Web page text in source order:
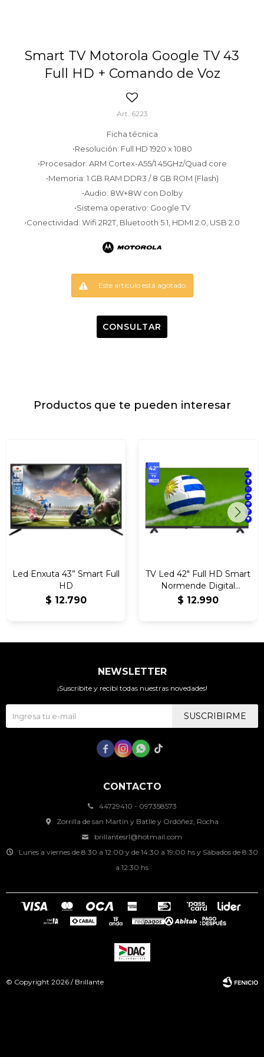
Smart TV Motorola Google TV 43
Full HD + Comando de Voz
6223
Ficha técnica
•Resolución: Full HD 1920 x 1080
•Procesador: ARM Cortex-A55/1.45GHz/Quad core
•Memoria: 1 GB RAM DDR3 / 8 GB ROM (Flash)
•Audio: 8W+8W con Dolby
•Sistema operativo: Google TV
•Conectividad: Wifi 2R2T, Bluetooth 5.1, HDMI 2.0, USB 2.0
Este artículo está agotado.
CONSULTAR
Productos que te pueden interesar
Led Enxuta 43” Smart Full
HD
$ 12.790
TV Led 42″ Full HD Smart
Normende Digital
Borderless
$ 12.990
CONTACTO
44729410 - 097358573
Zorrilla de san Martín y Batlle y Ordóñez, Rocha
brillantesrl@hotmail.com
Lunes a viernes de 8:30 a 12:00 y de 14:30 a 19:00 hs y Sábados de 8:30
a 12:30 hs
NEWSLETTER
¡Suscribite y recibí todas nuestras novedades!
SUSCRIBIRME
   
© Copyright 2026 / Brillante